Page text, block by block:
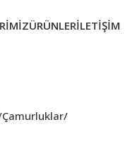
ÜRÜNLERİLETIŞIM
Çamurluklar